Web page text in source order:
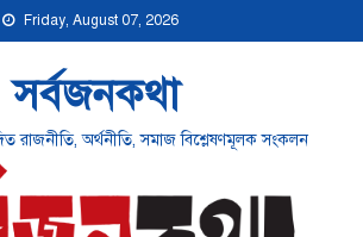
Friday, August 07, 2026
সর্বজনকথা
রাজনীতি, অর্থনীতি, সমাজ বিশ্লেষণমূলক সংকলন